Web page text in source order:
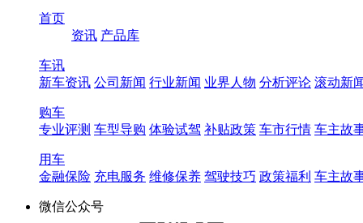
首页
资讯 产品库
车讯
新车资讯 公司新闻 行业新闻 业界人物 分析评论 滚动新
购车
专业评测 车型导购 体验试驾 补贴政策 车市行情 车主故
用车
金融保险 充电服务 维修保养 驾驶技巧 政策福利 车主故
微信公众号